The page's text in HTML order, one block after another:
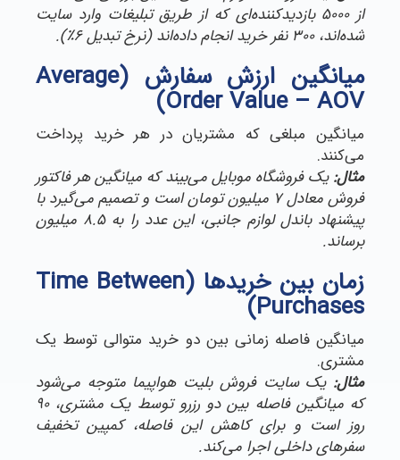
از ۵۰۰۰ بازدیدکننده‌ای که از طریق تبلیغات وارد سایت
شده‌اند، ۳۰۰ نفر خرید انجام داده‌اند (نرخ تبدیل ۶٪).
میانگین ارزش سفارش (Average
Order Value – AOV)
میانگین مبلغی که مشتریان در هر خرید پرداخت
می‌کنند.
مثال:یک فروشگاه موبایل می‌بیند که میانگین هر فاکتور
فروش معادل ۷ میلیون تومان است و تصمیم می‌گیرد با
پیشنهاد باندل لوازم جانبی، این عدد را به ۸.۵ میلیون
برساند.
زمان بین خریدها (Time Between
Purchases)
میانگین فاصله زمانی بین دو خرید متوالی توسط یک
مشتری.
مثال: یک سایت فروش بلیت هواپیما متوجه می‌شود
که میانگین فاصله بین دو رزرو توسط یک مشتری، ۹۰
روز است و برای کاهش این فاصله، کمپین تخفیف
سفرهای داخلی اجرا می‌کند.